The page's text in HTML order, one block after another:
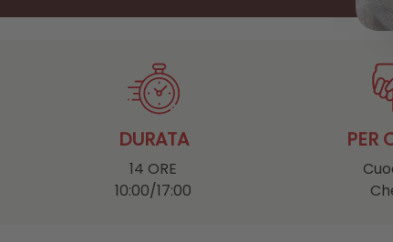
DURATA
14 ORE
10:00/17:00
PER